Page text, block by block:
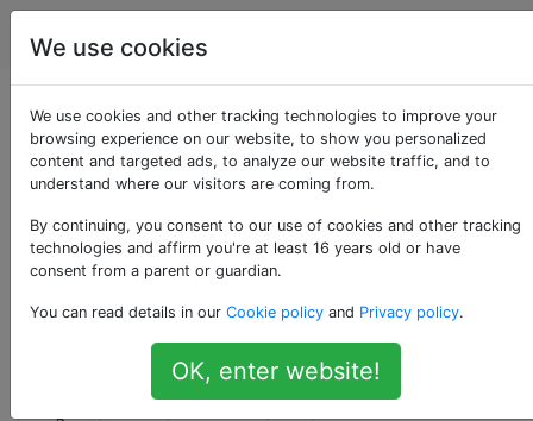
Android
Comment empêcher
un téléphone de
sonner sans rejeter
l'appel?
Parfois, je ne veux pas prendre un appel,
mais je ne veux pas qu'il le sache. J'ai donc
We use cookies
We use cookies and other tracking technologies to improve your
browsing experience on our website, to show you personalized
content and targeted ads, to analyze our website traffic, and to
understand where our visitors are coming from.
By continuing, you consent to our use of cookies and other tracking
technologies and affirm you're at least 16 years old or have
consent from a parent or guardian.
You can read details in our Cookie policy and Privacy policy.
OK, enter website!